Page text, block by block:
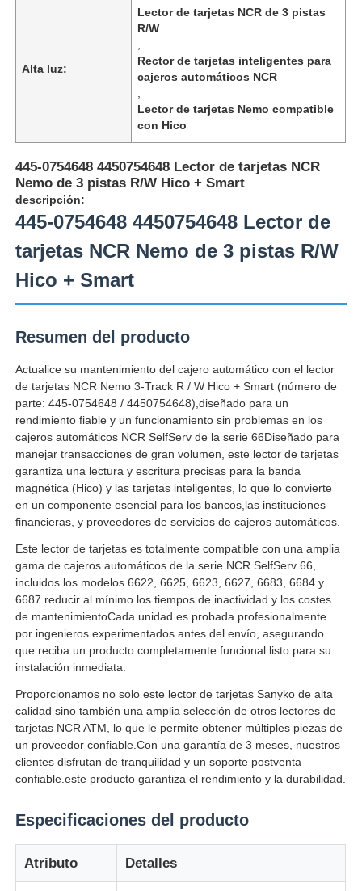
Inicio
Productos
Videos
Sobre nosotros
Visita a la fábrica
Contacto
noticias
Todos los casos
Solicitar una cotización
Alta luz:
Lector de tarjetas NCR de 3 pistas
R/W
Rector de tarjetas inteligentes para
cajeros automáticos NCR
Lector de tarjetas Nemo compatible
con Hico
445-0754648 4450754648 Lector de tarjetas NCR
Nemo de 3 pistas R/W Hico + Smart
descripción:
445-0754648 4450754648 Lector de
tarjetas NCR Nemo de 3 pistas R/W
Hico + Smart
Resumen del producto
Actualice su mantenimiento del cajero automático con el lector
de tarjetas NCR Nemo 3-Track R / W Hico + Smart (número de
parte: 445-0754648 / 4450754648),diseñado para un
rendimiento fiable y un funcionamiento sin problemas en los
cajeros automáticos NCR SelfServ de la serie 66Diseñado para
manejar transacciones de gran volumen, este lector de tarjetas
garantiza una lectura y escritura precisas para la banda
magnética (Hico) y las tarjetas inteligentes, lo que lo convierte
en un componente esencial para los bancos,las instituciones
financieras, y proveedores de servicios de cajeros automáticos.
Este lector de tarjetas es totalmente compatible con una amplia
gama de cajeros automáticos de la serie NCR SelfServ 66,
incluidos los modelos 6622, 6625, 6623, 6627, 6683, 6684 y
6687.reducir al mínimo los tiempos de inactividad y los costes
de mantenimientoCada unidad es probada profesionalmente
por ingenieros experimentados antes del envío, asegurando
que reciba un producto completamente funcional listo para su
instalación inmediata.
Proporcionamos no solo este lector de tarjetas Sanyko de alta
calidad sino también una amplia selección de otros lectores de
tarjetas NCR ATM, lo que le permite obtener múltiples piezas de
un proveedor confiable.Con una garantía de 3 meses, nuestros
clientes disfrutan de tranquilidad y un soporte postventa
confiable.este producto garantiza el rendimiento y la durabilidad.
Especificaciones del producto
Atributo Detalles